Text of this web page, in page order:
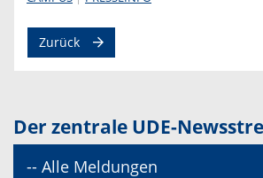
Zurück
Der zentrale UDE-
-- Alle Meldungen